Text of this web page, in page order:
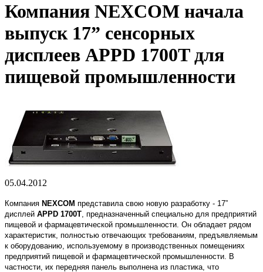
Компания NEXCOM начала
выпуск 17” сенсорных
дисплеев APPD 1700T для
пищевой промышленности
05.04.2012
Компания NEXCOM представила свою новую разработку - 17”
дисплей APPD 1700T , предназначенный специально для предприятий
пищевой и фармацевтической промышленности. Он обладает рядом
характеристик, полностью отвечающих требованиям, предъявляемым
к оборудованию, используемому в производственных помещениях
предприятий пищевой и фармацевтической промышленности. В
частности, их передняя панель выполнена из пластика, что